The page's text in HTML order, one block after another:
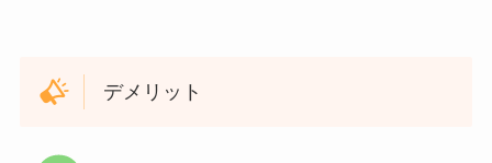
デメリット